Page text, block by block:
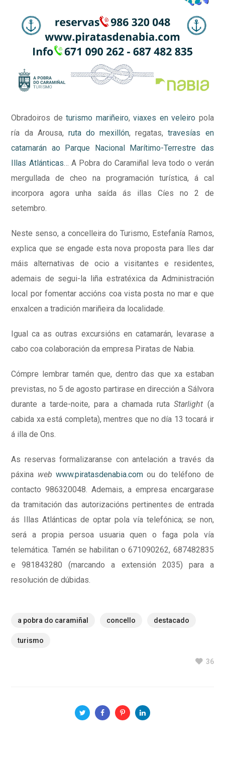
Obradoiros deturismo mariñeiro,viaxes en veleiro pola
ría da Arousa, ruta do mexillón, regatas,travesías en
catamarán ao Parque Nacional Marítimo-Terrestre das
Illas Atlánticas … A Pobra do Caramiñal leva todo o verán
mergullada de cheo na programación turística, á cal
incorpora agora unha saída ás illas Cíes no 2 de
setembro.
Neste senso, a concelleira do Turismo, Estefanía Ramos,
explica que se engade esta nova proposta para lles dar
máis alternativas de ocio a visitantes e residentes,
ademais de segui-la liña estratéxica da Administración
local por fomentar accións coa vista posta no mar e que
enxalcen a tradición mariñeira da localidade.
Igual ca as outras excursións en catamarán, levarase a
cabo coa colaboración da empresa Piratas de Nabia.
Cómpre lembrar tamén que, dentro das que xa estaban
previstas, no 5 de agosto partirase en dirección a Sálvora
durante a tarde-noite, para a chamada rutaStarlight (a
cabida xa está completa), mentres que no día 13 tocará ir
á illa de Ons.
As reservas formalizaranse con antelación a través da
páxina web www.piratasdenabia.comou do teléfono de
contacto 986320048. Ademais, a empresa encargarase
da tramitación das autorizacións pertinentes de entrada
ás Illas Atlánticas de optar pola vía telefónica; se non,
será a propia persoa usuaria quen o faga pola vía
telemática. Tamén se habilitan o 671090262, 687482835
e 981843280 (marcando a extensión 2035) para a
resolución de dúbidas.
a pobra do caramiñal concello destacado
turismo
36